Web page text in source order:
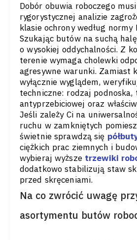
Dobór obuwia roboczego
rygorystycznej analizie
klasie ochrony według normy
Szukając butów na suchą
o wysokiej oddychalności. Z
terenie wymaga cholewki
agresywne warunki. Zamiast
wyłącznie wyglądem,
techniczne: rodzaj podnoska,
antyprzebiciowej oraz
Jeśli zależy Ci na
ruchu w zamkniętych
świetnie sprawdzą się
ciężkich prac ziemnych i
wybieraj wyższe trzewiki
dodatkowo stabilizują staw
przed skręceniami.
Na co zwrócić uwagę
asortymentu butów